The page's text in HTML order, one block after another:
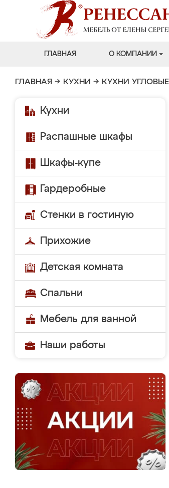
ГЛАВНАЯ О КОМПАНИИ
ГЛАВНАЯ → КУХНИ → КУХНИ УГЛОВЫЕ
Кухни
Распашные шкафы
Шкафы-купе
Гардеробные
Стенки в гостиную
Прихожие
Детская комната
Спальни
Мебель для ванной
Наши работы